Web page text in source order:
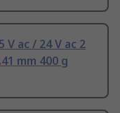
ac / 24 V ac 2
mm 400 g